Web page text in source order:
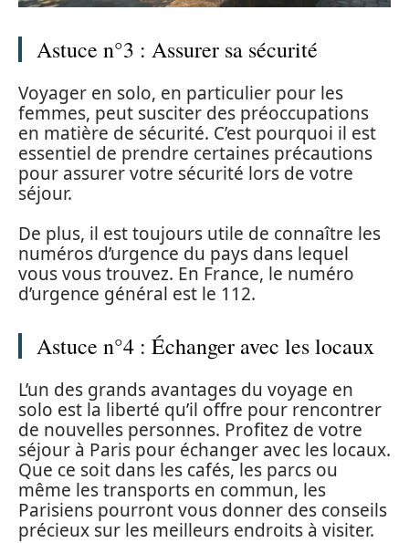
Astuce n°3 : Assurer sa sécurité
Voyager en solo, en particulier pour les
femmes, peut susciter des préoccupations
en matière de sécurité. C’est pourquoi il est
essentiel de prendre certaines précautions
pour assurer votre sécurité lors de votre
séjour.
De plus, il est toujours utile de connaître les
numéros d’urgence du pays dans lequel
vous vous trouvez. En France, le numéro
d’urgence général est le 112.
Astuce n°4 : Échanger avec les locaux
L’un des grands avantages du voyage en
solo est la liberté qu’il offre pour rencontrer
de nouvelles personnes. Profitez de votre
séjour à Paris pour échanger avec les locaux.
Que ce soit dans les cafés, les parcs ou
même les transports en commun, les
Parisiens pourront vous donner des conseils
précieux sur les meilleurs endroits à visiter.